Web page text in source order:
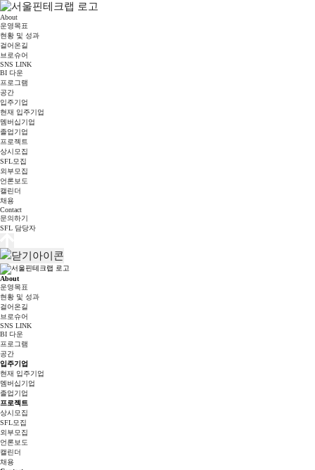
About
운영목표
현황 및 성과
걸어온길
브로슈어
SNS LINK
BI 다운
프로그램
공간
입주기업
현재 입주기업
멤버십기업
졸업기업
프로젝트
상시모집
SFL모집
외부모집
언론보도
캘린더
채용
Contact
문의하기
SFL 담당자
About
운영목표
현황 및 성과
걸어온길
브로슈어
SNS LINK
BI 다운
프로그램
공간
입주기업
현재 입주기업
멤버십기업
졸업기업
프로젝트
상시모집
SFL모집
외부모집
언론보도
캘린더
채용